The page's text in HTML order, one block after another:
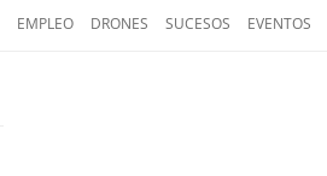
EMPLEO DRONES SUCESOS EVENTOS